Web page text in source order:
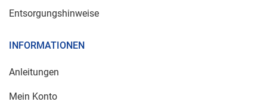
Entsorgungshinweise
INFORMATIONEN
Anleitungen
Mein Konto